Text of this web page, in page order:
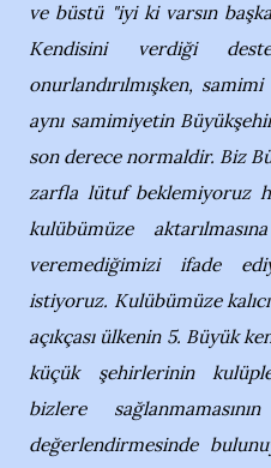
ve büstü "iyi ki varsın
Kendisini verdiği
onurlandırılmışken,
aynı samimiyetin
son derece normaldir. Biz
zarfla lütuf beklemiyoruz
kulübümüze
veremediğimizi ifade
istiyoruz. Kulübümüze
açıkçası ülkenin 5. Büyük
küçük şehirlerinin
bizlere
değerlendirmesinde